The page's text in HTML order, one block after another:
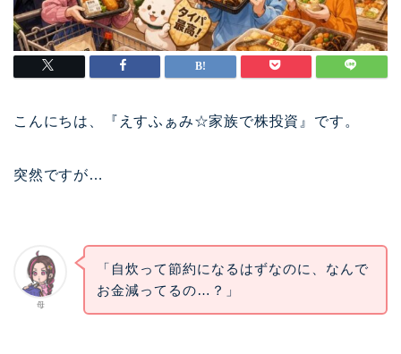
こんにちは、『えすふぁみ☆家族で株投資』です。
突然ですが…
母
「自炊って節約になるはずなのに、なんで
お金減ってるの…？」